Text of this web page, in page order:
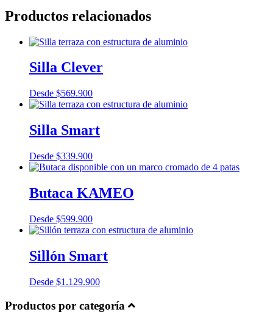
Productos relacionados
Silla Clever
Desde $569.900
Silla Smart
Desde $339.900
Butaca KAMEO
Desde $599.900
Sillón Smart
Desde $1.129.900
Productos por categoría